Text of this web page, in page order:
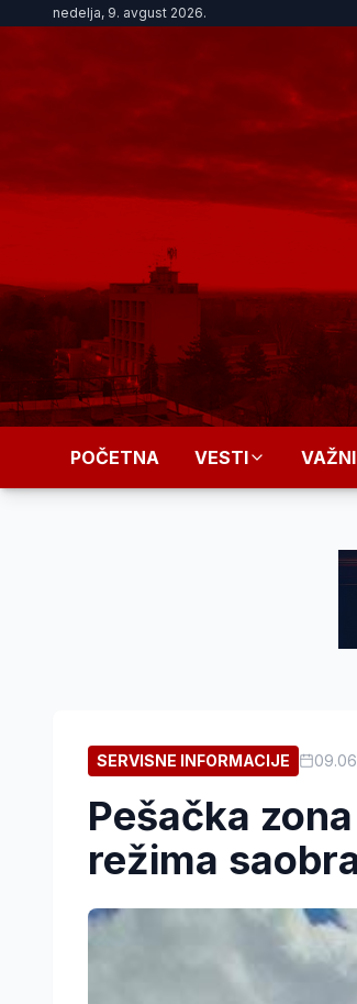
nedelja, 9. avgust 2026.
POČETNA VESTI
SERVISNE INFORMACIJE
Pešačka
režima